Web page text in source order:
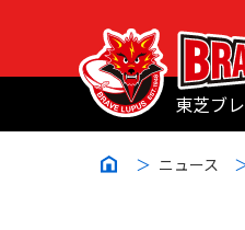
東芝ブ
ニュース